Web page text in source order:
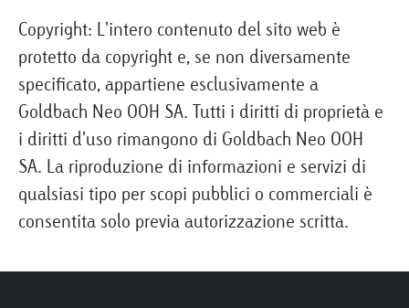
Copyright: L'intero contenuto del sito web è
protetto da copyright e, se non diversamente
specificato, appartiene esclusivamente a
Goldbach Neo OOH SA. Tutti i diritti di proprietà e
i diritti d'uso rimangono di Goldbach Neo OOH
SA. La riproduzione di informazioni e servizi di
qualsiasi tipo per scopi pubblici o commerciali è
consentita solo previa autorizzazione scritta.